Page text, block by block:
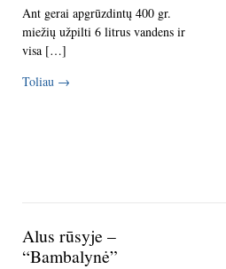
Ant gerai apgrūzdintų 400 gr.
miežių užpilti 6 litrus vandens ir
visa […]
Toliau →
Alus rūsyje –
“Bambalynė”